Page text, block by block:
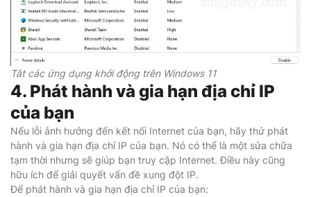
Tắt các ứng dụng khởi động trên Windows 11
4. Phát hành và gia hạn địa chỉ IP
của bạn
Nếu lỗi ảnh hưởng đến kết nối Internet của bạn, hãy thử phát
hành và gia hạn địa chỉ IP của bạn. Nó có thể là một sửa chữa
tạm thời nhưng sẽ giúp bạn truy cập Internet. Điều này cũng
hữu ích để giải quyết vấn đề xung đột IP.
Để phát hành và gia hạn địa chỉ IP của bạn: